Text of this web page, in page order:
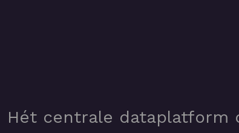
Hét centrale dataplatform